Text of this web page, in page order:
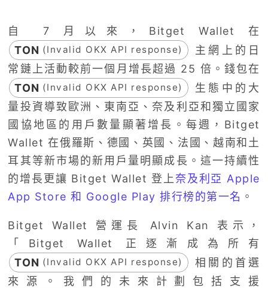
自 7 月以來，Bitget Wallet 在
TON (Invalid OKX API response)
主網上的日
常鏈上活動較前一個月增長超過 25 倍。錢包在
TON (Invalid OKX API response)
生態中的大
量投資導致歐洲、東南亞、奈及利亞和獨立國家
國協地區的用戶數量顯著增長。每週，Bitget
Wallet 在俄羅斯、德國、英國、法國、越南和土
耳其等新市場的新用戶量明顯成長。這一持續性
的增長更讓 Bitget Wallet 登上奈及利亞 Apple
App Store 和 Google Play 排行榜的第一名 。
Bitget Wallet 營運長 Alvin Kan 表示，
「Bitget Wallet 正逐漸成為所有
TON (Invalid OKX API response)
相關的首選
來源。我們的未來計劃包括支援